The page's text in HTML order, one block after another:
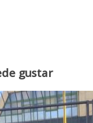
gustar